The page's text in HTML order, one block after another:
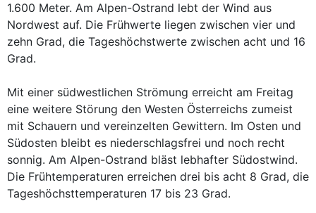
1.600 Meter. Am Alpen-Ostrand lebt der Wind aus
Nordwest auf. Die Frühwerte liegen zwischen vier und
zehn Grad, die Tageshöchstwerte zwischen acht und 16
Grad.
Mit einer südwestlichen Strömung erreicht am Freitag
eine weitere Störung den Westen Österreichs zumeist
mit Schauern und vereinzelten Gewittern. Im Osten und
Südosten bleibt es niederschlagsfrei und noch recht
sonnig. Am Alpen-Ostrand bläst lebhafter Südostwind.
Die Frühtemperaturen erreichen drei bis acht 8 Grad, die
Tageshöchsttemperaturen 17 bis 23 Grad.